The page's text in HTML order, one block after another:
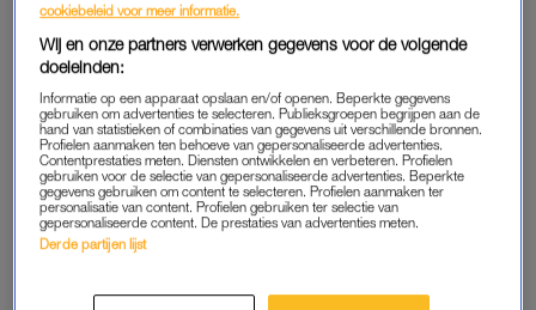
VERDER LEZEN?
Krijg onbeperkt toegang tot alle
artikelen
Lees LINDA.mini magazine online
Iedere week mega mini deals speciaal
voor jou
Maandelijks eenvoudig opzegbaar
cookiebeleid voor meer informatie.
Wij en onze partners verwerken gegevens voor de volgende
doeleinden:
Informatie op een apparaat opslaan en/of openen. Beperkte gegevens
gebruiken om advertenties te selecteren. Publieksgroepen begrijpen aan de
hand van statistieken of combinaties van gegevens uit verschillende bronnen.
Profielen aanmaken ten behoeve van gepersonaliseerde advertenties.
Contentprestaties meten. Diensten ontwikkelen en verbeteren. Profielen
gebruiken voor de selectie van gepersonaliseerde advertenties. Beperkte
gegevens gebruiken om content te selecteren. Profielen aanmaken ter
personalisatie van content. Profielen gebruiken ter selectie van
gepersonaliseerde content. De prestaties van advertenties meten.
Derde partijen lijst